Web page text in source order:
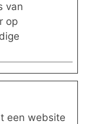
van
op
een website